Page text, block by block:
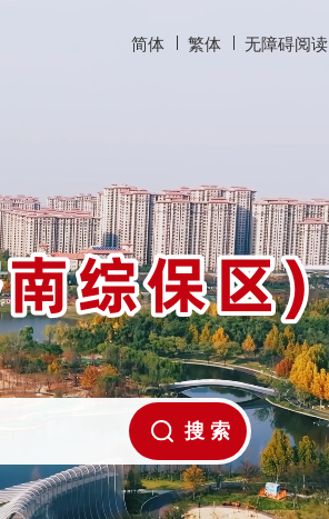
简体 繁体 无障碍阅读